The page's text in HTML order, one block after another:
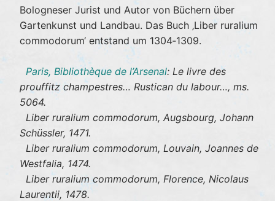
Bologneser Jurist und Autor von Büchern über
Gartenkunst und Landbau. Das Buch ‚Liber ruralium
commodorum‘ entstand um 1304‐1309.
Paris, Bibliothèque de l’Arsenal: Le livre des
prouffitz champestres… Rustican du labour…, ms.
5064.
Liber ruralium commodorum, Augsbourg, Johann
Schüssler, 1471.
Liber ruralium commodorum, Louvain, Joannes de
Westfalia, 1474.
Liber ruralium commodorum, Florence, Nicolaus
Laurentii, 1478.